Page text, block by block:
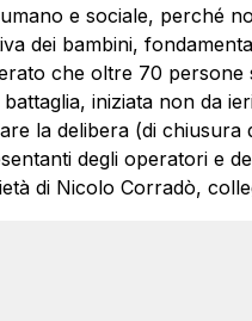
e sociale, perché
dei bambini,
che oltre 70 persone
battaglia, iniziata non da
la delibera (di
degli operatori e
di Nicolo Corradò,